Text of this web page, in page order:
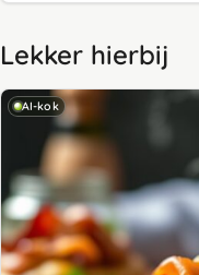
Lekker hierbij
AI-kok